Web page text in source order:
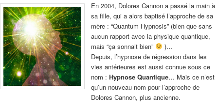
En 2004, Dolores Cannon a passé la main à
sa fille, qui a alors baptisé l’approche de sa
mère : “Quantum Hypnosis” (bien que sans
aucun rapport avec la physique quantique,
mais “ça sonnait bien”
)…
Depuis, l’hypnose de régression dans les
vies antérieures est aussi connue sous ce
nom : Hypnose Quantique… Mais ce n’est
qu’un nouveau nom pour l’approche de
Dolores Cannon, plus ancienne.